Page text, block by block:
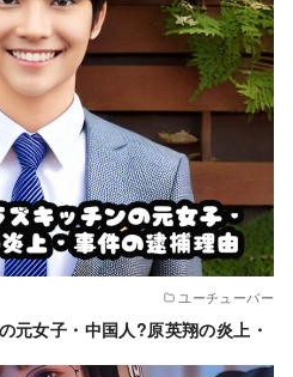
ユーチューバー
元女子・中国人?原英翔の炎上・